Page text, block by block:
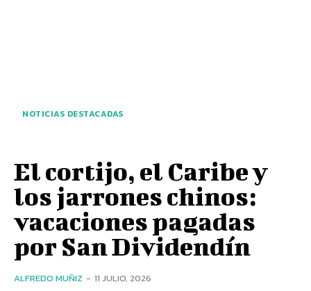
NOTICIAS DESTACADAS
El cortijo, el Caribe y
los jarrones chinos:
vacaciones pagadas
por San Dividendín
ALFREDO MUÑIZ - 11 JULIO, 2026